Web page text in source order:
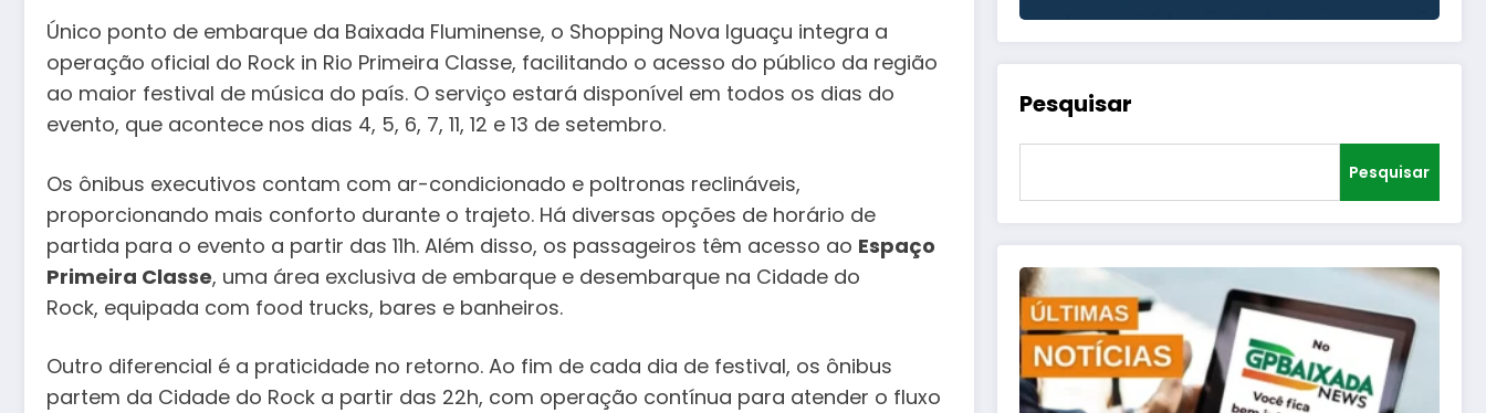
Único ponto de embarque da Baixada Fluminense, o Shopping Nova Iguaçu integra a
operação oficial do Rock in Rio Primeira Classe, facilitando o acesso do público da região
ao maior festival de música do país. O serviço estará disponível em todos os dias do
evento, que acontece nos dias 4, 5, 6, 7, 11, 12 e 13 de setembro.
Os ônibus executivos contam com ar-condicionado e poltronas reclináveis,
proporcionando mais conforto durante o trajeto. Há diversas opções de horário de
partida para o evento a partir das 11h. Além disso, os passageiros têm acesso ao Espaço
Primeira Classe, uma área exclusiva de embarque e desembarque na Cidade do
Rock, equipada com food trucks, bares e banheiros.
Outro diferencial é a praticidade no retorno. Ao fim de cada dia de festival, os ônibus
partem da Cidade do Rock a partir das 22h, com operação contínua para atender o fluxo
Pesquisar
Pesquisar